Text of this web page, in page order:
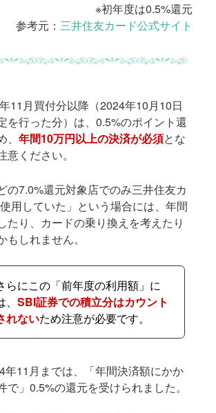
※初年度は0.5%還元
参考元： 三井住友カード公式サイト
11月買付分以降（2024年10月10日
を行った分）は、0.5%のポイント還
、年間10万円以上の決済が必須とな
意ください。
の7.0%還元対象店でのみ三井住友カ
用していた」という場合には、年間
たり、カードの乗り換えを考えたり
もしれません。
らにこの「前年度の利用額」に
SBI証券での積立分はカウント
れないため注意が必要です。
年11月までは、「年間決済額にかか
で」0.5%の還元を受けられました。